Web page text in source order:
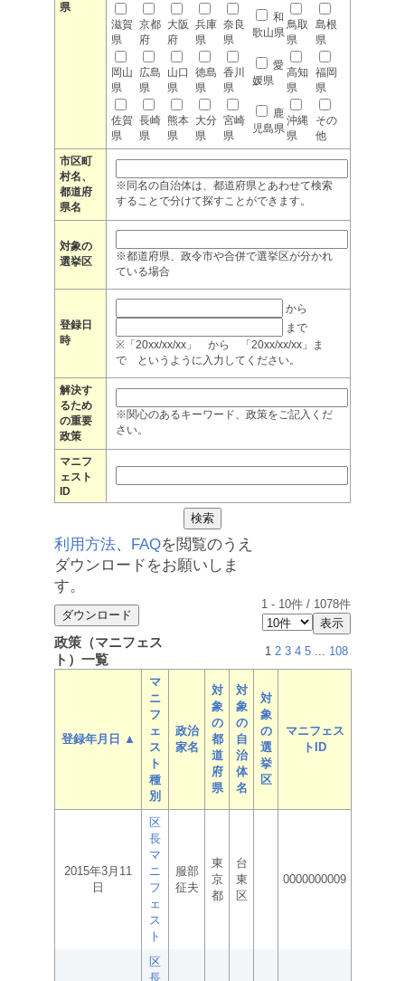
県
滋賀
県
京都
府
大阪
府
兵庫
県
奈良
県
和
歌山県
鳥取
県
島根
県
岡山
県
広島
県
山口
県
徳島
県
香川
県
愛
媛県
高知
県
福岡
県
佐賀
県
長崎
県
熊本
県
大分
県
宮崎
県
鹿
児島県
沖縄
県
その
他
市区町
村名、
都道府
県名
※同名の自治体は、都道府県とあわせて検索
することで分けて探すことができます。
対象の
選挙区
※都道府県、政令市や合併で選挙区が分かれ
ている場合
登録日
時
から
まで
※「20xx/xx/xx」 から 「20xx/xx/xx」ま
で というように入力してください。
解決す
るため
の重要
政策
※関心のあるキーワード、政策をご記入くだ
さい。
マニフ
ェスト
ID
利用方法、 FAQを閲覧のうえ
ダウンロードをお願いしま
す。
1 - 10件 / 1078件
政策（マニフェス
ト）一覧
1 2 3 4 5 ... 108
登録年月日 ▲
マ
ニ
フ
ェ
ス
ト
種
別
政治
家名
対
象
の
都
道
府
県
対
象
の
自
治
体
名
対
象
の
選
挙
区
マニフェス
トID
2015年3月11
日
区
長
マ
ニ
フ
ェ
ス
ト
服部
征夫
東
京
都
台
東
区
0000000009
区
長